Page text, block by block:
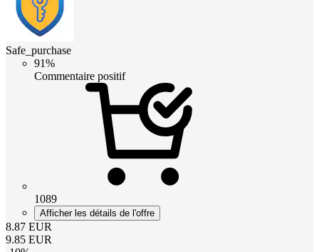
Safe_purchase
91%
Commentaire positif
1089
Afficher les détails de l'offre
8.87 EUR
9.85 EUR